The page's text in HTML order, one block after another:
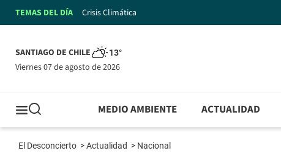
TEMAS DEL DÍA Crisis Climática
SANTIAGO DE CHILE 13°
viernes 07 de agosto de 2026
MEDIO AMBIENTE ACTUALIDAD
El Desconcierto >Actualidad > Nacional